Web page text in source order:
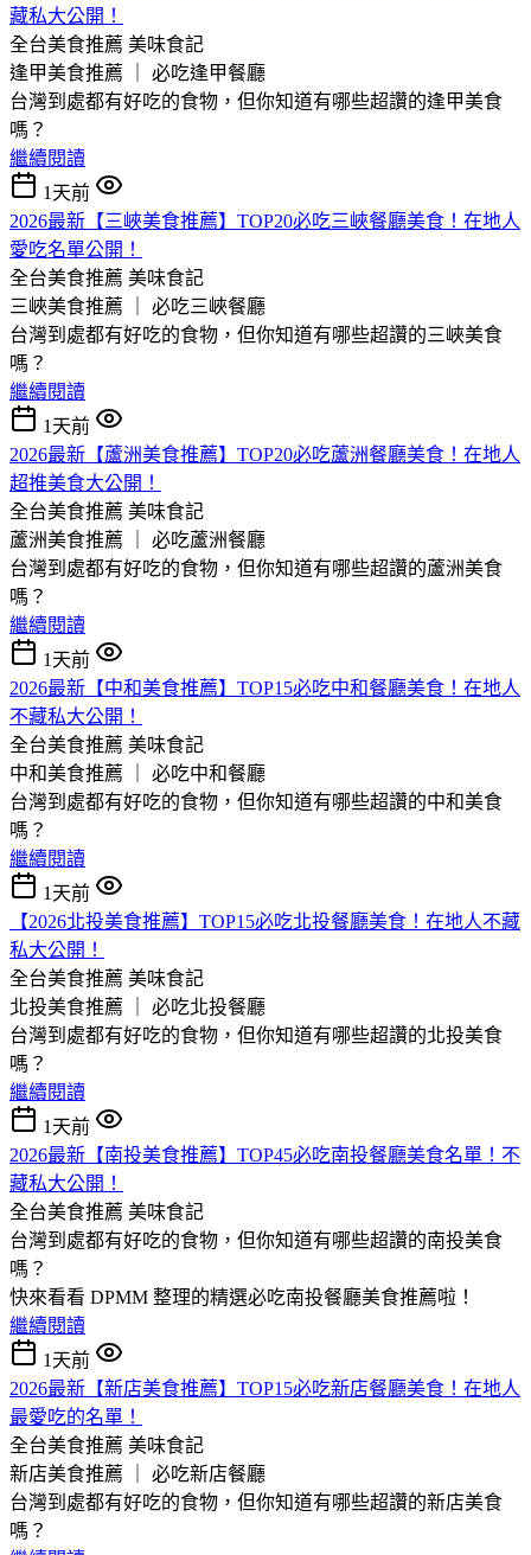
藏私大公開！
全台美食推薦 美味食記
逢甲美食推薦 ｜ 必吃逢甲餐廳
台灣到處都有好吃的食物，但你知道有哪些超讚的逢甲美食
嗎？
繼續閱讀
1天前
2026最新【三峽美食推薦】TOP20必吃三峽餐廳美食！在地人
愛吃名單公開！
全台美食推薦 美味食記
三峽美食推薦 ｜ 必吃三峽餐廳
台灣到處都有好吃的食物，但你知道有哪些超讚的三峽美食
嗎？
繼續閱讀
1天前
2026最新【蘆洲美食推薦】TOP20必吃蘆洲餐廳美食！在地人
超推美食大公開！
全台美食推薦 美味食記
蘆洲美食推薦 ｜ 必吃蘆洲餐廳
台灣到處都有好吃的食物，但你知道有哪些超讚的蘆洲美食
嗎？
繼續閱讀
1天前
2026最新【中和美食推薦】TOP15必吃中和餐廳美食！在地人
不藏私大公開！
全台美食推薦 美味食記
中和美食推薦 ｜ 必吃中和餐廳
台灣到處都有好吃的食物，但你知道有哪些超讚的中和美食
嗎？
繼續閱讀
1天前
【2026北投美食推薦】TOP15必吃北投餐廳美食！在地人不藏
私大公開！
全台美食推薦 美味食記
北投美食推薦 ｜ 必吃北投餐廳
台灣到處都有好吃的食物，但你知道有哪些超讚的北投美食
嗎？
繼續閱讀
1天前
2026最新【南投美食推薦】TOP45必吃南投餐廳美食名單！不
藏私大公開！
全台美食推薦 美味食記
台灣到處都有好吃的食物，但你知道有哪些超讚的南投美食
嗎？
快來看看 DPMM 整理的精選必吃南投餐廳美食推薦啦！
繼續閱讀
1天前
2026最新【新店美食推薦】TOP15必吃新店餐廳美食！在地人
最愛吃的名單！
全台美食推薦 美味食記
新店美食推薦 ｜ 必吃新店餐廳
台灣到處都有好吃的食物，但你知道有哪些超讚的新店美食
嗎？